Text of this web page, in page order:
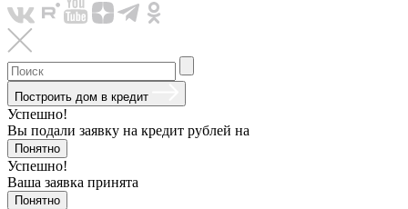
Построить дом в кредит
Успешно!
Вы подали заявку на кредит рублей на
Понятно
Успешно!
Ваша заявка принята
Понятно